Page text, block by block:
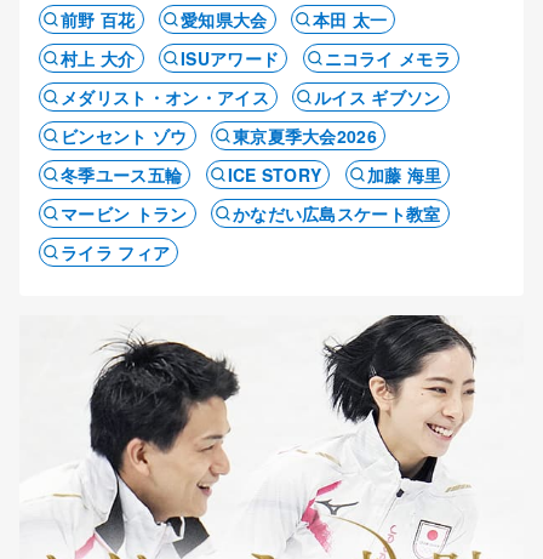
前野 百花
愛知県大会
本田 太一
村上 大介
ISUアワード
ニコライ メモラ
メダリスト・オン・アイス
ルイス ギブソン
ビンセント ゾウ
東京夏季大会2026
冬季ユース五輪
ICE STORY
加藤 海里
マービン トラン
かなだい広島スケート教室
ライラ フィア